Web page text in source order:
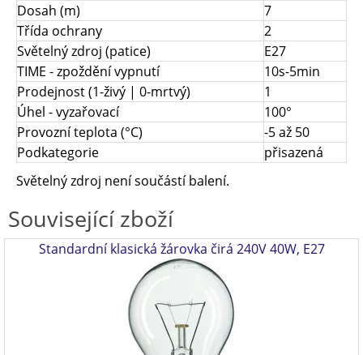
Dosah (m)
7
Třída ochrany
2
Světelný zdroj (patice)
E27
TIME - zpoždění vypnutí
10s-5min
Prodejnost (1-živý | 0-mrtvý)
1
Úhel - vyzařovací
100°
Provozní teplota (°C)
-5 až 50
Podkategorie
přisazená
Světelný zdroj není součástí balení.
Související zboží
Standardní klasická žárovka čirá 240V 40W, E27